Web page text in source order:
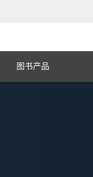
图书产品